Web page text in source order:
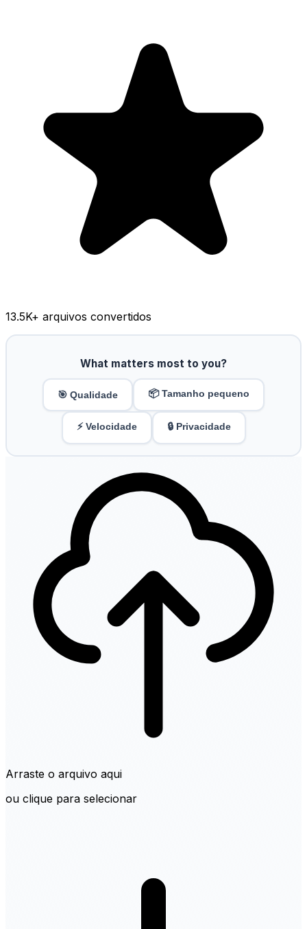
13.5K+ arquivos convertidos
What matters most to you?
🎯 Qualidade 📦 Tamanho pequeno
⚡ Velocidade 🔒 Privacidade
Arraste o arquivo aqui
ou clique para selecionar